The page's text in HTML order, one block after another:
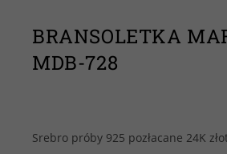
BRANSOLETKA
MDB-728
Srebro próby 925 pozłacane 24K